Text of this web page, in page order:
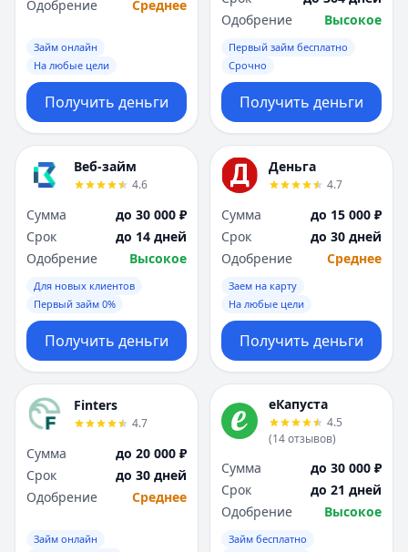
Одобрение
Среднее
Займ онлайн
На любые цели
Получить деньги
Одобрение
Высокое
Первый займ бесплатно
Срочно
Получить деньги
Веб-займ
4.6
Сумма
до 30 000 ₽
Срок
до 14 дней
Одобрение
Высокое
Для новых клиентов
Первый займ 0%
Получить деньги
Деньга
4.7
Сумма
до 15 000 ₽
Срок
до 30 дней
Одобрение
Среднее
Заем на карту
На любые цели
Получить деньги
Finters
4.7
Сумма
до 20 000 ₽
Срок
до 30 дней
Одобрение
Среднее
Займ онлайн
еКапуста
4.5
(14отзывов)
Сумма
до 30 000 ₽
Срок
до 21 дней
Одобрение
Высокое
Займ бесплатно